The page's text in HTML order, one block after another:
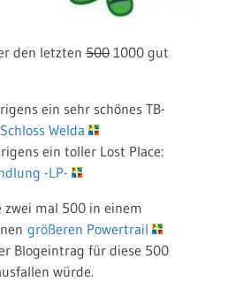
den letzten 500 1000 gut
ein sehr schönes TB-
Welda
ein toller Lost Place:
-LP-
zwei mal 500 in einem
größeren Powertrail
Blogeintrag für diese 500
würde.